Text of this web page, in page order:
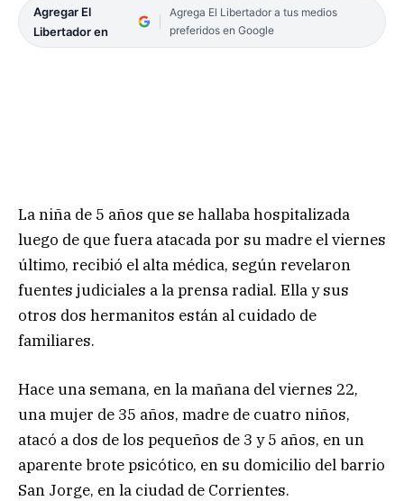
Agregar El
Libertador en
Agrega El Libertador a tus medios
preferidos en Google
La niña de 5 años que se hallaba hospitalizada
luego de que fuera atacada por su madre el viernes
último, recibió el alta médica, según revelaron
fuentes judiciales a la prensa radial. Ella y sus
otros dos hermanitos están al cuidado de
familiares.
Hace una semana, en la mañana del viernes 22,
una mujer de 35 años, madre de cuatro niños,
atacó a dos de los pequeños de 3 y 5 años, en un
aparente brote psicótico, en su domicilio del barrio
San Jorge, en la ciudad de Corrientes.